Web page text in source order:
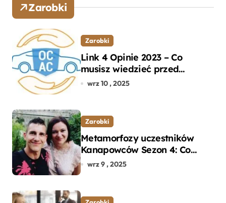
Zarobki
Zarobki
Link 4 Opinie 2023 – Co
musisz wiedzieć przed
wyborem ubezpieczenia OC i
wrz 10 , 2025
Zarobki
Metamorfozy uczestników
Kanapowców Sezon 4: Co
naprawdę zaskoczyło
wrz 9 , 2025